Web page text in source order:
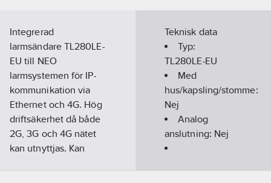
Integrerad
larmsändare TL280LE-
EU till NEO
larmsystemen för IP-
kommunikation via
Ethernet och 4G. Hög
driftsäkerhet då både
2G, 3G och 4G nätet
kan utnyttjas. Kan
Teknisk data
Typ:
TL280LE-EU
Med
hus/kapsling/stomme:
Nej
Analog
anslutning: Nej